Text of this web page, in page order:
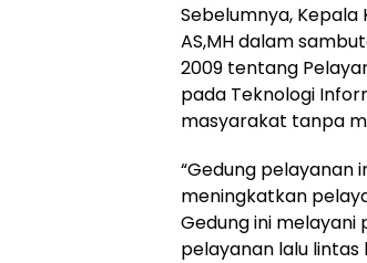
Sebelumnya, Kepala
AS,MH dalam
2009 tentang
pada Teknologi
masyarakat tanpa
“Gedung pelayanan
meningkatkan
Gedung ini melayani
pelayanan lalu lintas